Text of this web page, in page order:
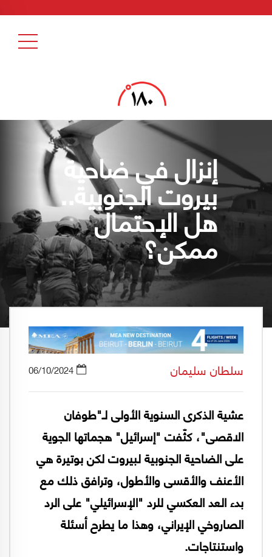
إنزال في ضاحية
بيروت الجنوبية..
هل الإحتمال
ممكن؟
سلطان سليمان 06/10/2024
عشية الذكرى السنوية الأولى لـ"طوفان
الاقصى"، كثّفت "إسرائيل" هجماتها الجوية
على الضاحية الجنوبية لبيروت لكن بوتيرة هي
الأعنف والأقسى والأطول، وترافق ذلك مع
بدء العد العكسي للرد "الإسرائيلي" على الرد
الصاروخي الإيراني، وهذا ما يطرح أسئلة
واستنتاجات.